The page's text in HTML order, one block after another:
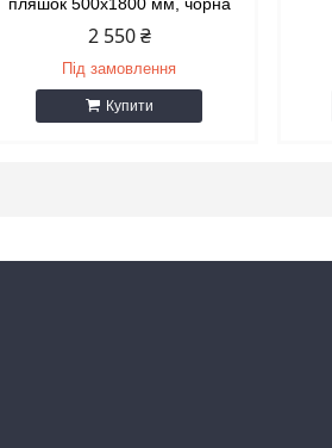
2 550 ₴
Під замовлення
Купити